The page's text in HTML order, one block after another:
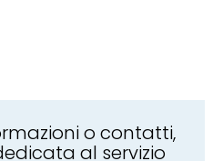
o contatti,
al servizio